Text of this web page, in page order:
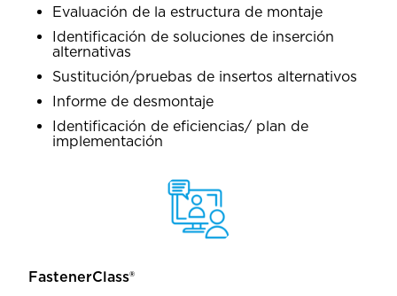
Evaluación de la estructura de montaje
Identificación de soluciones de inserción
alternativas
Sustitución/pruebas de insertos alternativos
Informe de desmontaje
Identificación de eficiencias/ plan de
implementación
FastenerClass®